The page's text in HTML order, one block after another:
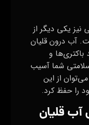
نیز یکی دیگر از
آب درون قلیان
و
سلامتی شما آسیب
از این
را حفظ کرد.
قلیان